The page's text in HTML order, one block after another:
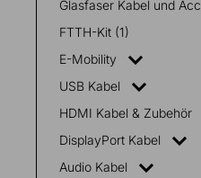
alle
Fächer
Glasfaser Kabel und Acc
FTTH-Kit (1)
E-Mobility
USB Kabel
HDMI Kabel & Zubehör
DisplayPort Kabel
Audio Kabel